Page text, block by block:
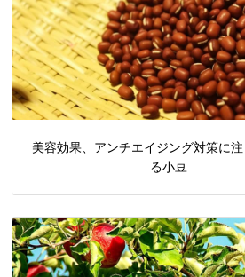
美容効果、アンチエイジング対策に
る小豆